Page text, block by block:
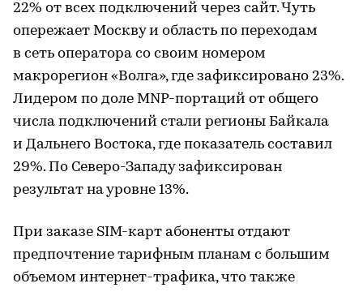
22% от всех подключений через сайт. Чуть
опережает Москву и область по переходам
в сеть оператора со своим номером
макрорегион «Волга», где зафиксировано 23%.
Лидером по доле MNP-портаций от общего
числа подключений стали регионы Байкала
и Дальнего Востока, где показатель составил
29%. По Северо-Западу зафиксирован
результат на уровне 13%.
При заказе SIM-карт абоненты отдают
предпочтение тарифным планам с большим
объемом интернет-трафика, что также